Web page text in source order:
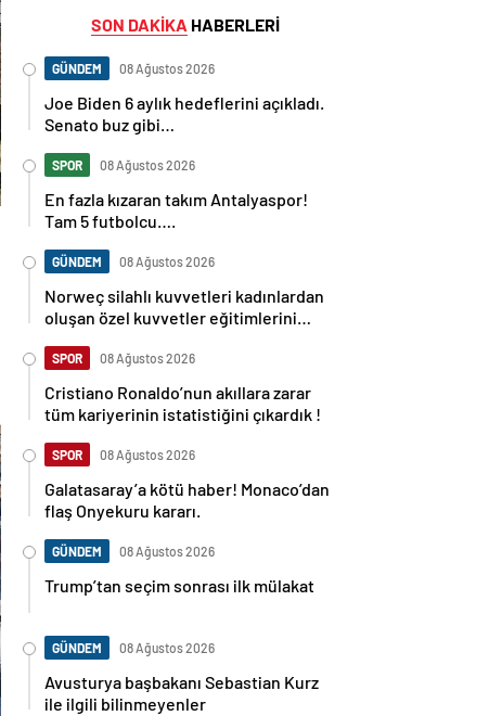
SON DAKİKA HABERLERİ
GÜNDEM 08 Ağustos 2026
Joe Biden 6 aylık hedeflerini açıkladı.
Senato buz gibi…
SPOR 08 Ağustos 2026
En fazla kızaran takım Antalyaspor!
Tam 5 futbolcu….
GÜNDEM 08 Ağustos 2026
Norweç silahlı kuvvetleri kadınlardan
oluşan özel kuvvetler eğitimlerini
SPOR 08 Ağustos 2026
Cristiano Ronaldo’nun akıllara zarar
tüm kariyerinin istatistiğini çıkardık !
SPOR 08 Ağustos 2026
Galatasaray’a kötü haber! Monaco’dan
flaş Onyekuru kararı.
GÜNDEM 08 Ağustos 2026
Trump’tan seçim sonrası ilk mülakat
GÜNDEM 08 Ağustos 2026
Avusturya başbakanı Sebastian Kurz
ile ilgili bilinmeyenler